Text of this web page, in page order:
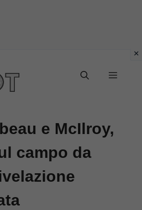
Menu
e McIlroy,
campo da